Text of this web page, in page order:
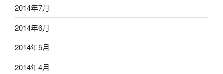
2014年7月
2014年6月
2014年5月
2014年4月